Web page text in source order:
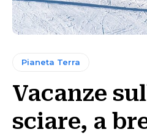
Pianeta Terra
Vacanze
sciare, a